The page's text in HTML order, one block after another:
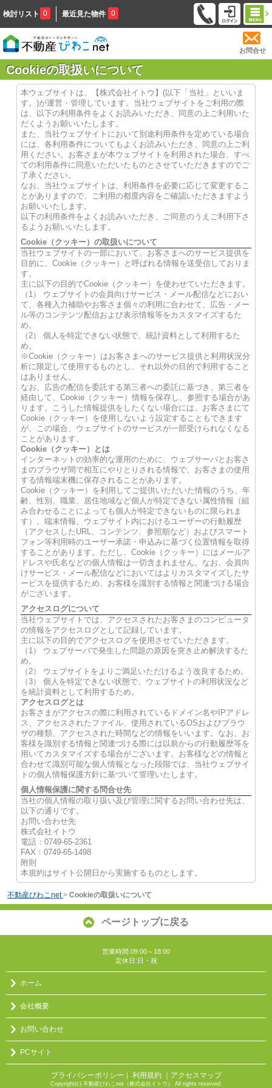
検討リスト 0 最近見た物件 0
お問合せ
Cookieの取扱いについて
本ウェブサイトは、【株式会社イトウ】(以下「当社」といいま
す。)が運営・管理しています。当社ウェブサイトをご利用の際
は、以下の利用条件をよくお読みいただき、同意の上ご利用いた
だくようお願いいたします。
また、当社ウェブサイトにおいて別途利用条件を定めている場合
には、各利用条件についてもよくお読みいただき、同意の上ご利
用ください。お客さまが本ウェブサイトを利用された場合、すべ
ての利用条件に同意いただいたものとさせていただきますのでご
了承ください。
なお、当社ウェブサイトは、利用条件を必要に応じて変更するこ
とがありますので、ご利用の都度内容をご確認いただきますよう
お願いいたします。
以下の利用条件をよくお読みいただき、ご同意のうえご利用下さ
るようお願いいたします。
Cookie（クッキー）の取扱いについて
当社ウェブサイトの一部において、お客さまへのサービス提供を
目的に、Cookie（クッキー）と呼ばれる情報を送受信しておりま
す。
主に以下の目的でCookie（クッキー）を使わせていただきます。
（1） ウェブサイトの会員向けサービス・メール配信などにおい
て、各種入力補助やお客さま個々の利用に合わせて、広告・メー
ル等のコンテンツ配信および表示情報等をカスタマイズするた
め。
（2） 個人を特定できない状態で、統計資料として利用するた
め。
※Cookie（クッキー）はお客さまへのサービス提供と利用状況分
析に限定して使用するものとし、それ以外の目的で利用すること
はありません。
なお、広告の配信を委託する第三者への委託に基づき、第三者を
経由して、Cookie（クッキー）情報を保存し、参照する場合があ
ります。こうした情報提供をしたくない場合には、お客さまにて
Cookie（クッキー）を使用しないよう設定することもできます
が、この場合、ウェブサイトのサービスが一部受けられなくなる
ことがあります。
Cookie（クッキー）とは
インターネットの効率的な運用のために、ウェブサーバとお客さ
まのブラウザ間で相互にやりとりされる情報で、お客さまの使用
する情報端末機に保存されることがあります。
Cookie（クッキー）を利用してご提供いただいた情報のうち、年
齢、性別、職業、居住地域など個人が特定できない属性情報（組
み合わせることによっても個人が特定できないものに限られま
す）、端末情報、ウェブサイト内におけるユーザーの行動履歴
（アクセスしたURL、コンテンツ、参照順など）およびスマート
フォン等利用時のユーザー承諾・申込みに基づく位置情報を取得
することがあります。ただし、Cookie（クッキー）にはメールア
ドレスや氏名などの個人情報は一切含まれません。なお、会員向
けサービス・メール配信などにおいてはよりカスタマイズしたサ
ービスを提供するため、お客様を識別する情報と関連づける場合
がございます。
アクセスログについて
当社ウェブサイトでは、アクセスされたお客さまのコンピュータ
の情報をアクセスログとして記録しています。
主に以下の目的でアクセスログを使用させていただきます。
（1） ウェブサーバで発生した問題の原因を突き止め解決するた
め。
（2） ウェブサイトをよりご満足いただけるよう改良するため。
（3） 個人を特定できない状態で、ウェブサイトの利用状況など
を統計資料として利用するため。
アクセスログとは
お客さまがアクセスの際に利用されているドメイン名やIPアドレ
ス、アクセスされたファイル、使用されているOSおよびブラウ
ザの種類、アクセスされた時間などの情報をいいます。なお、お
客様を識別する情報と関連づける際には以前からの行動履歴等を
用いてカスタマイズする場合がございます。お客様などの情報と
合わせて識別可能な個人情報となった段階では、当社ウェブサイ
トの個人情報保護方針に基づいて管理いたします。
個人情報保護に関する問合せ先
当社の個人情報の取り扱い及び管理に関するお問い合わせ先は、
以下の通りです。
お問い合わせ先
株式会社イトウ
電話：0749-65-2361
FAX：0749-65-1498
附則
本規約はサイト公開日から実施するものとします。
不動産びわこnet > Cookieの取扱いについて
ページトップに戻る
営業時間:09:00～18:00
定休日:日・祝
ホーム
会社概要
お問い合わせ
PCサイト
プライバシーポリシー ｜ 利用規約 ｜アクセスマップ
Copyright(c) 不動産びわこnet（株式会社イトウ） All rights reserved.